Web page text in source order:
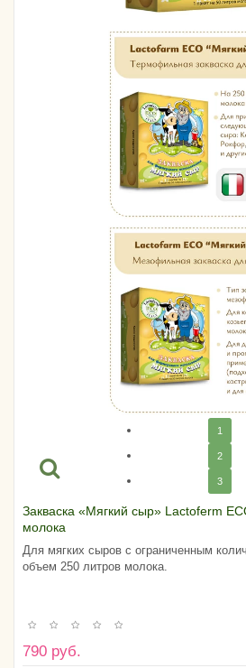
1
2
3
Закваска «Мягкий сыр» Lactoferm
молока
Для мягких сыров с ограниченным
объем 250 литров молока.
790 руб.